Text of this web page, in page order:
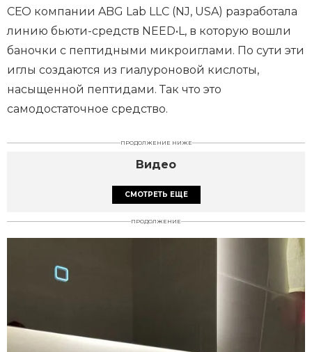
СЕО компании ABG Lab LLC (NJ, USA) разработала
линию бьюти-средств NEED•L, в которую вошли
баночки с пептидными микроиглами. По сути эти
иглы создаются из гиалуроновой кислоты,
насыщенной пептидами. Так что это
самодостаточное средство.
ПРОДОЛЖЕНИЕ НИЖЕ
Видео
СМОТРЕТЬ ЕЩЕ
ПРОДОЛЖЕНИЕ